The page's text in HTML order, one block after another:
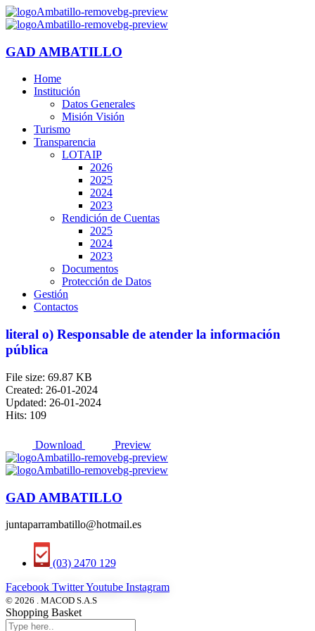
GAD AMBATILLO
Home
Institución
Datos Generales
Misión Visión
Turismo
Transparencia
LOTAIP
2026
2025
2024
2023
Rendición de Cuentas
2025
2024
2023
Documentos
Protección de Datos
Gestión
Contactos
literal o) Responsable de atender la información
pública
File size: 69.87 KB
Created: 26-01-2024
Updated: 26-01-2024
Hits: 109
Download Preview
GAD AMBATILLO
juntaparrambatillo@hotmail.es
(03) 2470 129
Facebook TwitterYoutube Instagram
© 2026 . MACOD S.A.S
Shopping Basket